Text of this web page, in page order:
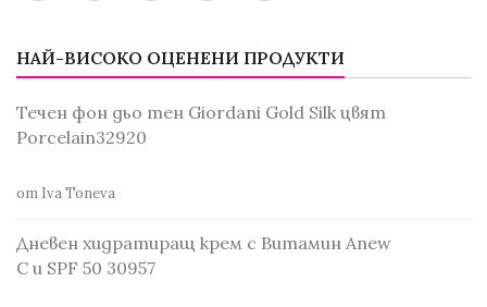
НАЙ-ВИСОКО ОЦЕНЕНИ ПРОДУКТИ
Течен фон дьо тен Giordani Gold Silk цвят
Porcelain32920
от Iva Toneva
Дневен хидратиращ крем с Витамин Anew
С и SPF 50 30957